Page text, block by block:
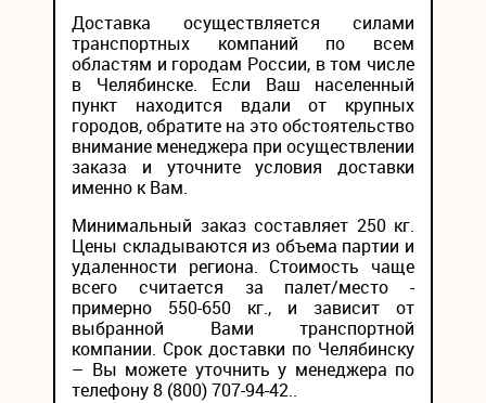
Доставка осуществляется силами
транспортных компаний по всем
областям и городам России, в том числе
в Челябинске. Если Ваш населенный
пункт находится вдали от крупных
городов, обратите на это обстоятельство
внимание менеджера при осуществлении
заказа и уточните условия доставки
именно к Вам.
Минимальный заказ составляет 250 кг.
Цены складываются из объема партии и
удаленности региона. Стоимость чаще
всего считается за палет/место -
примерно 550-650 кг., и зависит от
выбранной Вами транспортной
компании. Срок доставки по Челябинску
– Вы можете уточнить у менеджера по
телефону 8 (800) 707-94-42..